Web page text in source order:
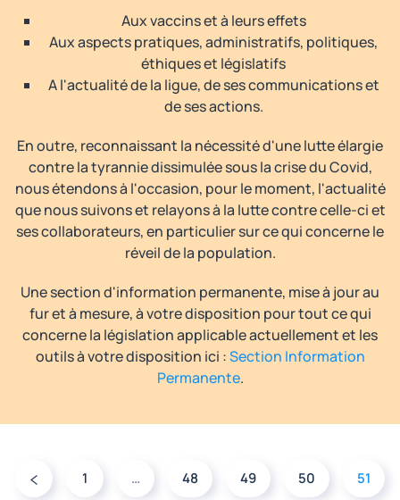
Aux vaccins et à leurs effets
Aux aspects pratiques, administratifs, politiques,
éthiques et législatifs
A l'actualité de la ligue, de ses communications et
de ses actions.
En outre, reconnaissant la nécessité d'une lutte élargie
contre la tyrannie dissimulée sous la crise du Covid,
nous étendons à l'occasion, pour le moment, l'actualité
que nous suivons et relayons à la lutte contre celle-ci et
ses collaborateurs, en particulier sur ce qui concerne le
réveil de la population.
Une section d'information permanente, mise à jour au
fur et à mesure, à votre disposition pour tout ce qui
concerne la législation applicable actuellement et les
outils à votre disposition ici :Section Information
Permanente.
1 … 48 49 50 51